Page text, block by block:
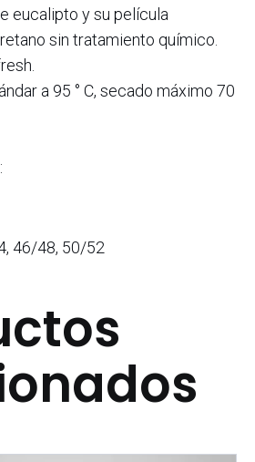
eucalipto y su película
sin tratamiento químico.
a 95 ° C, secado máximo 70
46/48, 50/52